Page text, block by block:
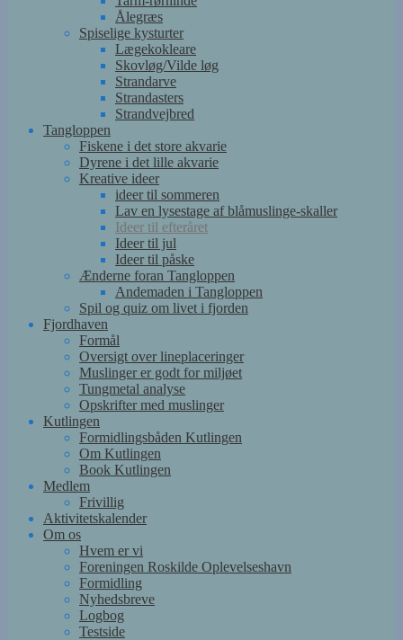
Ålegræs
Spiselige kysturter
Lægekokleare
Skovløg/Vilde løg
Strandarve
Strandasters
Strandvejbred
Tangloppen
Fiskene i det store akvarie
Dyrene i det lille akvarie
Kreative ideer
ideer til sommeren
Lav en lysestage af blåmuslinge-skaller
Ideer til efteråret
Ideer til jul
Ideer til påske
Ænderne foran Tangloppen
Andemaden i Tangloppen
Spil og quiz om livet i fjorden
Fjordhaven
Formål
Oversigt over lineplaceringer
Muslinger er godt for miljøet
Tungmetal analyse
Opskrifter med muslinger
Kutlingen
Formidlingsbåden Kutlingen
Om Kutlingen
Book Kutlingen
Medlem
Frivillig
Aktivitetskalender
Om os
Hvem er vi
Foreningen Roskilde Oplevelseshavn
Formidling
Nyhedsbreve
Logbog
Testside